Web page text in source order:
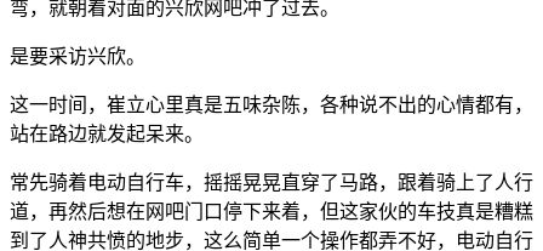
弯，就朝着对面的兴欣网吧冲了过去。
是要采访兴欣。
这一时间，崔立心里真是五味杂陈，各种说不出的心情都有，
站在路边就发起呆来。
常先骑着电动自行车，摇摇晃晃直穿了马路，跟着骑上了人行
道，再然后想在网吧门口停下来着，但这家伙的车技真是糟糕
到了人神共愤的地步，这么简单一个操作都弄不好，电动自行